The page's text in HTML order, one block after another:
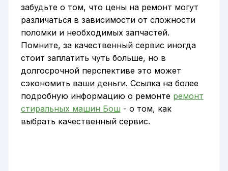
забудьте о том, что цены на ремонт могут
различаться в зависимости от сложности
поломки и необходимых запчастей.
Помните, за качественный сервис иногда
стоит заплатить чуть больше, но в
долгосрочной перспективе это может
сэкономить ваши деньги. Ссылка на более
подробную информацию о ремонте ремонт
стиральных машин Бош - о том, как
выбрать качественный сервис.